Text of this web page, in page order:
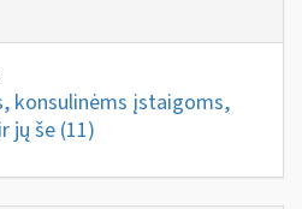
konsulinėms įstaigoms,
jų še (11)